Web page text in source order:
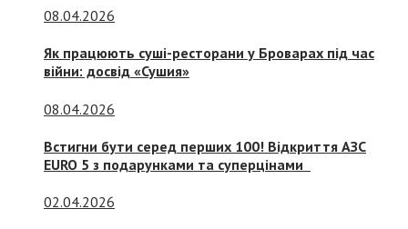
08.04.2026
Як працюють суші-ресторани у Броварах під час
війни: досвід «Сушия»
08.04.2026
Встигни бути серед перших 100! Відкриття АЗС
EURO 5 з подарунками та суперцінами
02.04.2026